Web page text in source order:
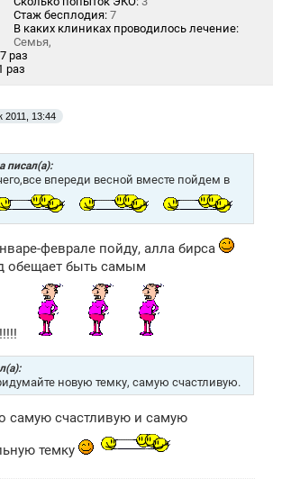
Стаж бесплодия: 7
В каких клиниках проводилось лечение:
Семья,
раз
раз
2011, 13:44
писал(а):
впереди весной вместе пойдем в
феврале пойду, алла бирса
обещает быть самым
новую темку, самую счастливую.
самую счастливую и самую
темку